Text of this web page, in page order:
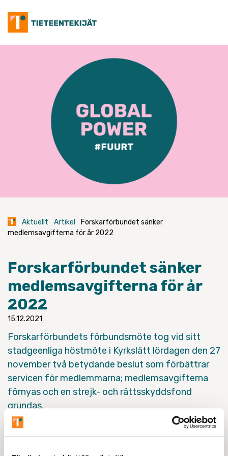
content
Aktuellt Artikel
Forskarförbundet sänker
medlemsavgifterna för år 2022
Forskarförbundet sänker
medlemsavgifterna för år
2022
15.12.2021
Forskarförbundets förbundsmöte tog vid sitt
stadgeenliga höstmöte i Kyrkslätt lördagen den 27
november två betydande beslut som förbättrar
servicen för medlemmarna; medlemsavgifterna
förnyas och en strejk- och rättsskyddsfond
grundas.
Medlemsavgiften sjunker och förenhetligas under det
kommande året så att avgiften är en procent av